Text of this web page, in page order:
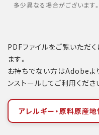
多少異なる場合がございます。
PDFファイルをご覧いただ
ます。
お持ちでない方はAdobe
ンストールしてご利用くださ
アレルギー・原料原産地